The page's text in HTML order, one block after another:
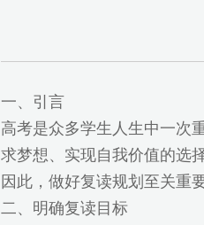
一、引言
高考是众多学生人生中一次
求梦想、实现自我价值的选
因此，做好复读规划至关重
二、明确复读目标